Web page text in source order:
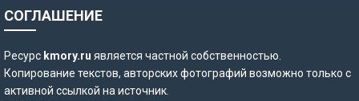
СОГЛАШЕНИЕ
Ресурс kmory.ru является частной собственностью.
Копирование текстов, авторских фотографий возможно только с
активной ссылкой на источник.